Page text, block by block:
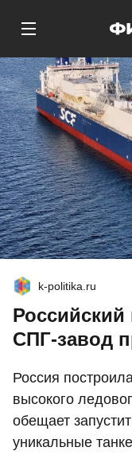
k-politika.ru
СПГ-завод
Россия
высокого
обещает
уникальные